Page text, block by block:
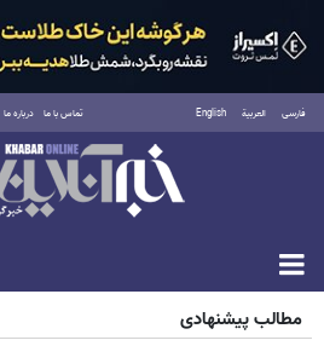
فارسی العربية English تماس با ما درباره ما
شنبه ۱۷ مرداد ۱۴۰۵
مطالب پیشنهادی